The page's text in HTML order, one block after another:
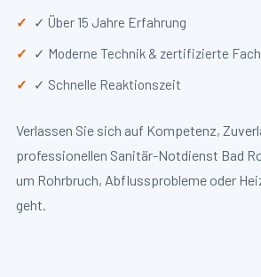
✓ Über 15 Jahre Erfahrung
✓ Moderne Technik & zertifizierte
✓ Schnelle Reaktionszeit
Verlassen Sie sich auf Kompetenz,
professionellen Sanitär-Notdienst Bad
um Rohrbruch, Abflussprobleme oder
geht.